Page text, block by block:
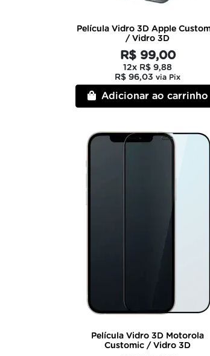
Película Vidro 3D Apple
/ Vidro 3D
R$ 99,00
12x R$ 9,88
R$ 96,03 via Pix
Adicionar ao carrinho
Película Vidro 3D Motorola
Customic / Vidro 3D